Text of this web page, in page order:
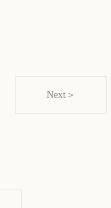
Next＞